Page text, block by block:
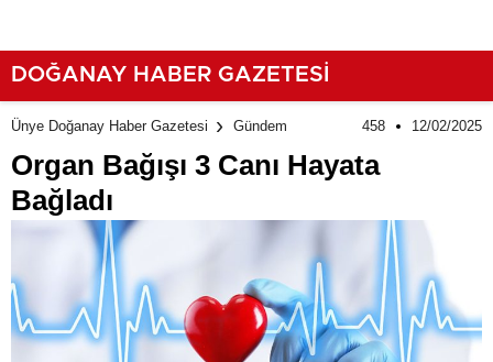
DOĞANAY HABER GAZETESİ
Ünye Doğanay Haber Gazetesi Gündem 458 12/02/2025
Organ Bağışı 3 Canı Hayata
Bağladı